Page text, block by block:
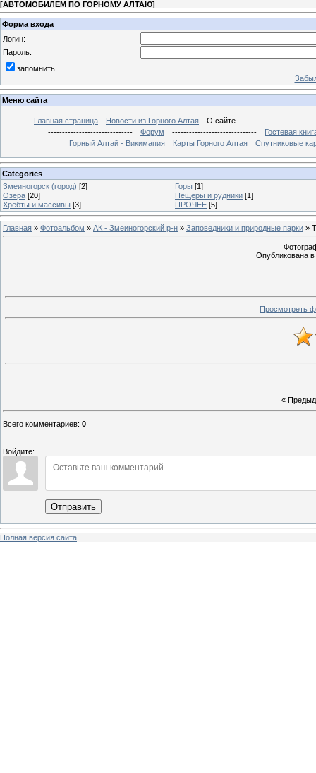
[АВТОМОБИЛЕМ ПО ГОРНОМУ АЛТАЮ]
Форма входа
Логин:
Пароль:
запомнить
Меню сайта
Главная страница Новости из Горного Алтая О сайте
------------------------------
Форум ------------------------------
Гостевая
Горный Алтай - Викимапия
Карты Горного Алтая Спутниковые
Categories
Змеиногорск (город) [2] Горы [1]
Озера [20] Пещеры и рудники [1]
Хребты и массивы [3] ПРОЧЕЕ [5]
Главная » Фотоальбом » АК - Змеиногорский р-н » Заповедники и природные парки »
Опубликована в
Просмотреть
«
Всего комментариев: 0
Войдите:
Отправить
Полная версия сайта